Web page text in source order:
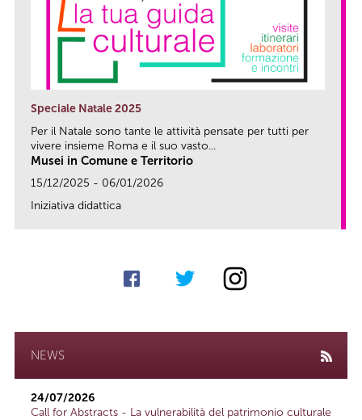
Speciale Natale 2025
Per il Natale sono tante le attività pensate per tutti per
vivere insieme Roma e il suo vasto...
Musei in Comune e Territorio
15/12/2025 - 06/01/2026
Iniziativa didattica
NEWS
24/07/2026
Call for Abstracts - La vulnerabilità del patrimonio culturale